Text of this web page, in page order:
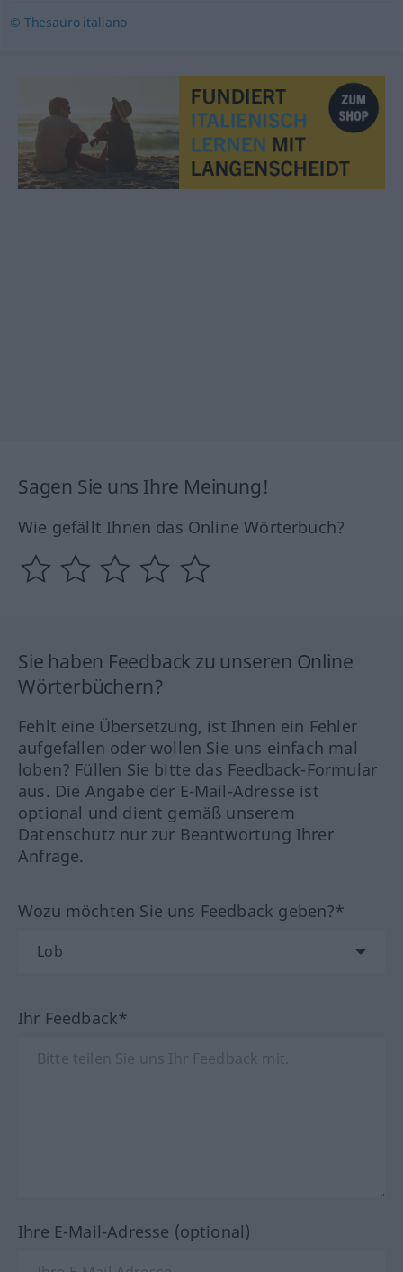
© Thesauro italiano
Sagen Sie uns Ihre Meinung!
Wie gefällt Ihnen das Online Wörterbuch?
Sie haben Feedback zu unseren Online
Wörterbüchern?
Fehlt eine Übersetzung, ist Ihnen ein Fehler
aufgefallen oder wollen Sie uns einfach mal
loben? Füllen Sie bitte das Feedback-Formular
aus. Die Angabe der E-Mail-Adresse ist
optional und dient gemäß unserem
Datenschutz nur zur Beantwortung Ihrer
Anfrage.
Wozu möchten Sie uns Feedback geben?*
Ihr Feedback*
Ihre E-Mail-Adresse (optional)